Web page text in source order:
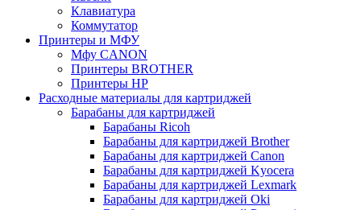
Клавиатура
Коммутатор
Принтеры и МФУ
Мфу CANON
Принтеры BROTHER
Принтеры HP
Расходные материалы для картриджей
Барабаны для картриджей
Барабаны Ricoh
Барабаны для картриджей Brother
Барабаны для картриджей Canon
Барабаны для картриджей Kyocera
Барабаны для картриджей Lexmark
Барабаны для картриджей Oki